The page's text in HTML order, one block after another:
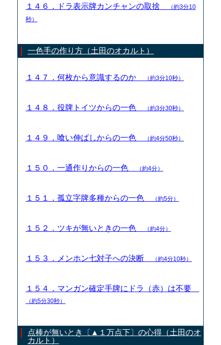
１４６．ドラ表示牌カンチャンの取捨
（約3分10
秒）
一色手の作り方（土田のオカルト）
１４７．何枚から意識するのか （約3分10秒）
１４８．役牌トイツからの一色 （約3分30秒）
１４９．喰い伸ばしからの一色 （約4分50秒）
１５０．一通作りからの一色 （約4分）
１５１．孤立字牌多種からの一色 （約5分）
１５２．ツキが無いときの一色 （約4分）
１５３．メンホン七対子への決断 （約4分10秒）
１５４．マンガン確定手牌にドラ（赤）は不要
（約5分30秒）
点棒が無いとき〔▲１万点下〕の心得（土田のオ
カルト）